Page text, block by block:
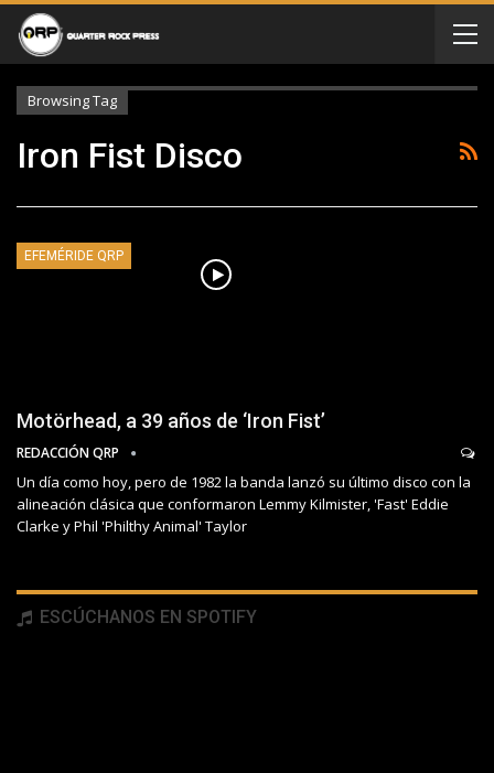
Browsing Tag
Iron Fist Disco
EFEMÉRIDE QRP
Motörhead, a 39 años de ‘Iron Fist’
REDACCIÓN QRP
Un día como hoy, pero de 1982 la banda lanzó su último disco con la
alineación clásica que conformaron Lemmy Kilmister, 'Fast' Eddie
Clarke y Phil 'Philthy Animal' Taylor
ESCÚCHANOS EN SPOTIFY